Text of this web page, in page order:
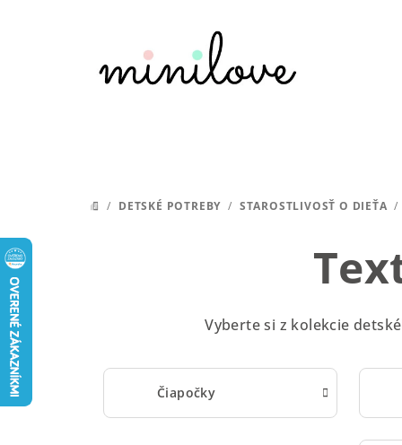
DOMOV
/ DETSKÉ POTREBY / STAROSTLIVOSŤ O DIEŤA /
Vyberte si z kolekcie
Čiapočky